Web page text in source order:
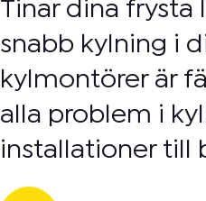
Tinar dina
snabb kylning i
kylmontörer är
alla problem i
installationer till